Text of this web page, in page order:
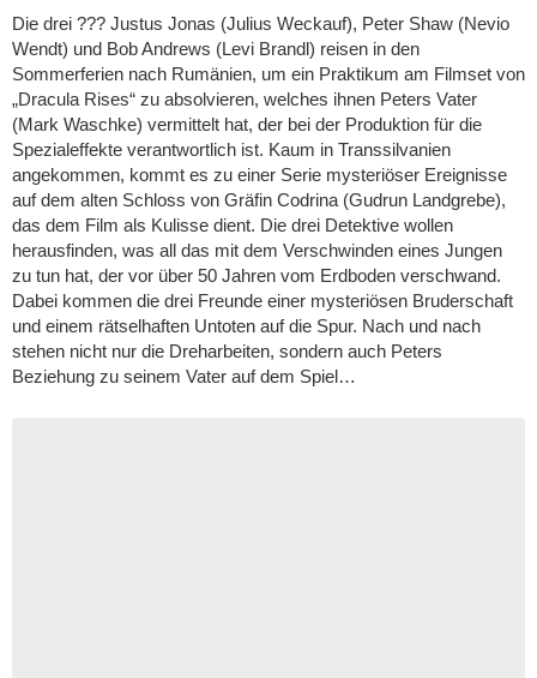
Die drei ??? Justus Jonas (Julius Weckauf), Peter Shaw (Nevio
Wendt) und Bob Andrews (Levi Brandl) reisen in den
Sommerferien nach Rumänien, um ein Praktikum am Filmset von
„Dracula Rises“ zu absolvieren, welches ihnen Peters Vater
(Mark Waschke) vermittelt hat, der bei der Produktion für die
Spezialeffekte verantwortlich ist. Kaum in Transsilvanien
angekommen, kommt es zu einer Serie mysteriöser Ereignisse
auf dem alten Schloss von Gräfin Codrina (Gudrun Landgrebe),
das dem Film als Kulisse dient. Die drei Detektive wollen
herausfinden, was all das mit dem Verschwinden eines Jungen
zu tun hat, der vor über 50 Jahren vom Erdboden verschwand.
Dabei kommen die drei Freunde einer mysteriösen Bruderschaft
und einem rätselhaften Untoten auf die Spur. Nach und nach
stehen nicht nur die Dreharbeiten, sondern auch Peters
Beziehung zu seinem Vater auf dem Spiel…